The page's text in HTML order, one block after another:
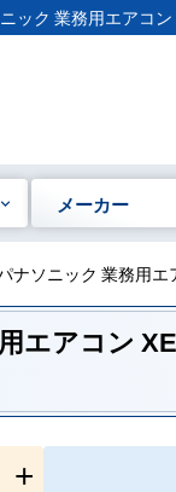
ック 業務用エアコ
メーカー
ナソニック 業務用
エアコン